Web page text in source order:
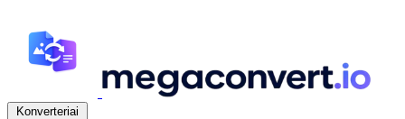
Konverteriai